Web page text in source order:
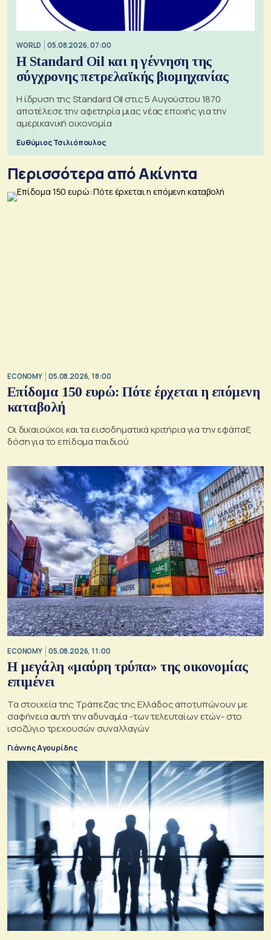
WORLD 05.08.2026, 07:00
Η Standard Oil και η γέννηση της
σύγχρονης πετρελαϊκής βιομηχανίας
Η ίδρυση της Standard Oil στις 5 Αυγούστου 1870
αποτέλεσε την αφετηρία μιας νέας εποχής για την
αμερικανική οικονομία
Ευθύμιος Τσιλιόπουλος
Περισσότερα από Ακίνητα
ECONOMY 05.08.2026, 18:00
Επίδομα 150 ευρώ: Πότε έρχεται η επόμενη
καταβολή
Οι δικαιούχοι και τα εισοδηματικά κριτήρια για την εφάπαξ
δόση για το επίδομα παιδιού
ECONOMY 05.08.2026, 11:00
Η μεγάλη «μαύρη τρύπα» της οικονομίας
επιμένει
Τα στοιχεία της Τράπεζας της Ελλάδος αποτυπώνουν με
σαφήνεια αυτή την αδυναμία -των τελευταίων ετών- στο
ισοζύγιο τρεχουσών συναλλαγών
Γιάννης Αγουρίδης